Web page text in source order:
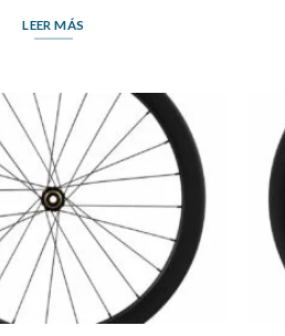
LEER MÁS